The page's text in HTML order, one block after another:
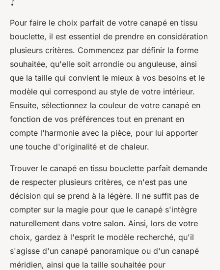
Pour faire le choix parfait de votre canapé en tissu
bouclette, il est essentiel de prendre en considération
plusieurs critères. Commencez par définir la forme
souhaitée, qu'elle soit arrondie ou anguleuse, ainsi
que la taille qui convient le mieux à vos besoins et le
modèle qui correspond au style de votre intérieur.
Ensuite, sélectionnez la couleur de votre canapé en
fonction de vos préférences tout en prenant en
compte l'harmonie avec la pièce, pour lui apporter
une touche d'originalité et de chaleur.
Trouver le canapé en tissu bouclette parfait demande
de respecter plusieurs critères, ce n'est pas une
décision qui se prend à la légère. Il ne suffit pas de
compter sur la magie pour que le canapé s'intègre
naturellement dans votre salon. Ainsi, lors de votre
choix, gardez à l'esprit le modèle recherché, qu'il
s'agisse d'un canapé panoramique ou d'un canapé
méridien, ainsi que la taille souhaitée pour